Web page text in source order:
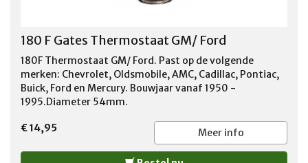
180 F Gates Thermostaat GM/ Ford
180F Thermostaat GM/ Ford. Past op de volgende
merken: Chevrolet, Oldsmobile, AMC, Cadillac, Pontiac,
Buick, Ford en Mercury. Bouwjaar vanaf 1950 -
1995.Diameter 54mm.
€ 14,95 Meer info